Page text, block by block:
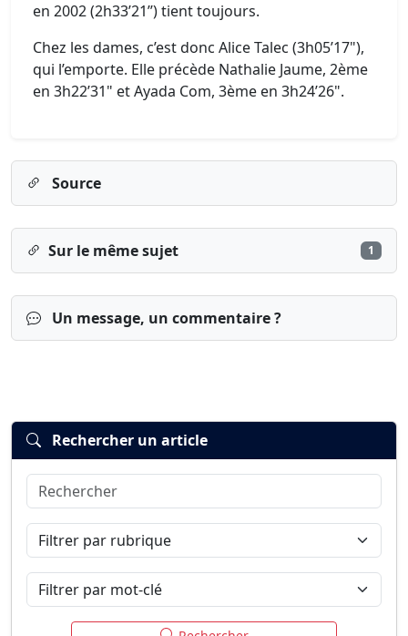
en 2002 (2h33’21’’) tient toujours.
Chez les dames, c’est donc Alice Talec (3h05’17"),
qui l’emporte. Elle précède Nathalie Jaume, 2ème
en 3h22’31" et Ayada Com, 3ème en 3h24’26".
Source
Sur le même sujet 1
Un message, un commentaire ?
Connexion
Rechercher un article
Rechercher
Filtrer par rubrique
Filtrer par mot-clé